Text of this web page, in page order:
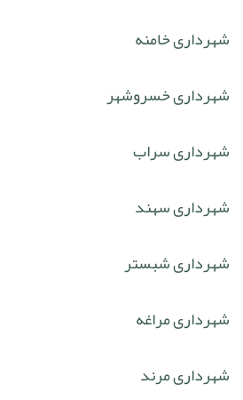
شهرداری خامنه
شهرداری خسروشهر
شهرداری سراب
شهرداری سهند
شهرداری شبستر
شهرداری مراغه
شهرداری مرند